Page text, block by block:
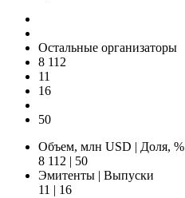
Остальные организаторы
8 112
11
16
50
Объем, млн USD | Доля, %
8 112 | 50
Эмитенты | Выпуски
11 | 16